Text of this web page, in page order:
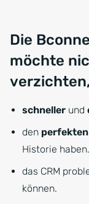
Die
möchte
schneller und
den
Historie haben.
das CRM
können.